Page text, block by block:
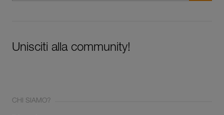
Unisciti alla community!
CHI SIAMO?